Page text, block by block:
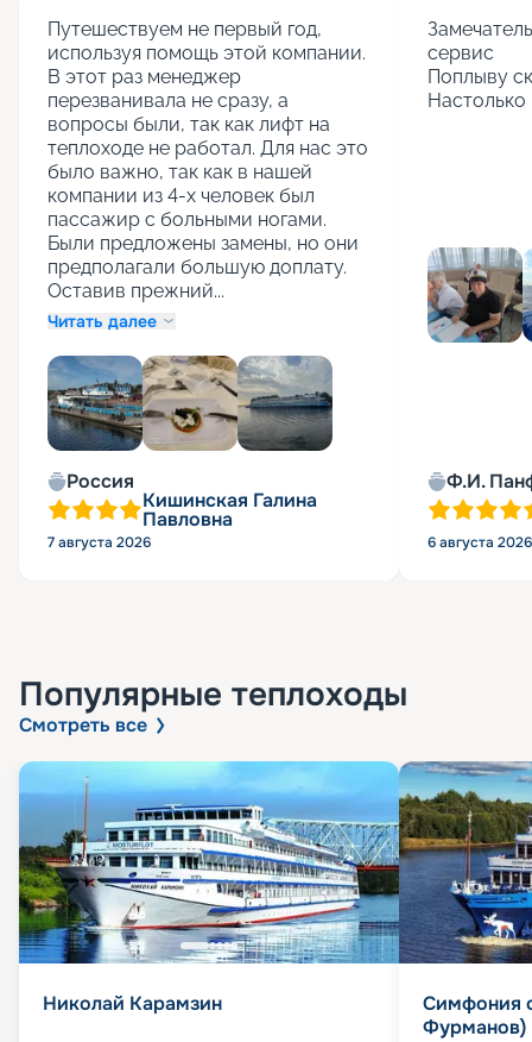
Путешествуем не первый год,
используя помощь этой компании.
В этот раз менеджер
перезванивала не сразу, а
вопросы были, так как лифт на
теплоходе не работал. Для нас это
было важно, так как в нашей
компании из 4-х человек был
пассажир с больными ногами.
Были предложены замены, но они
предполагали большую доплату.
Оставив прежний...
Читать далее
Россия
Кишинская Галина
Павловна
7 августа 2026
сервис
Поплыву
Ф.И.
6 августа 2026
Популярные теплоходы
Смотреть все
Николай Карамзин
Симфония
Фурманов)